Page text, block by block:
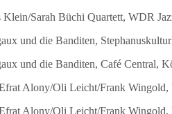
Klein/Sarah Büchi Quartett, WDR
und die Banditen,
und die Banditen, Café Central,
Alony/Oli Leicht/Frank Wingold,
Alony/Oli Leicht/Frank Wingold,